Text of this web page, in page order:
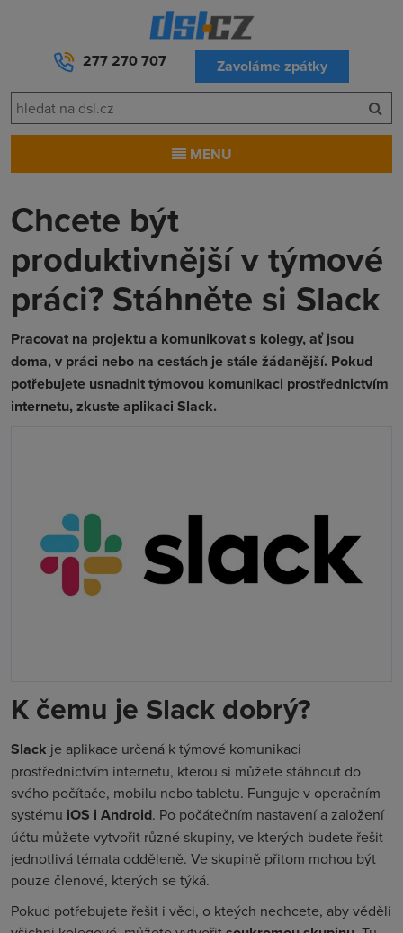
277 270 707 Zavoláme zpátky
MENU
Chcete být
produktivnější v týmové
práci? Stáhněte si Slack
Pracovat na projektu a komunikovat s kolegy, ať jsou
doma, v práci nebo na cestách je stále žádanější. Pokud
potřebujete usnadnit týmovou komunikaci prostřednictvím
internetu, zkuste aplikaci Slack.
K čemu je Slack dobrý?
Slack je aplikace určená k týmové komunikaci
prostřednictvím internetu, kterou si můžete stáhnout do
svého počítače, mobilu nebo tabletu. Funguje v operačním
systému iOS i Android. Po počátečním nastavení a založení
účtu můžete vytvořit různé skupiny, ve kterých budete řešit
jednotlivá témata odděleně. Ve skupině přitom mohou být
pouze členové, kterých se týká.
Pokud potřebujete řešit i věci, o kteých nechcete, aby věděli